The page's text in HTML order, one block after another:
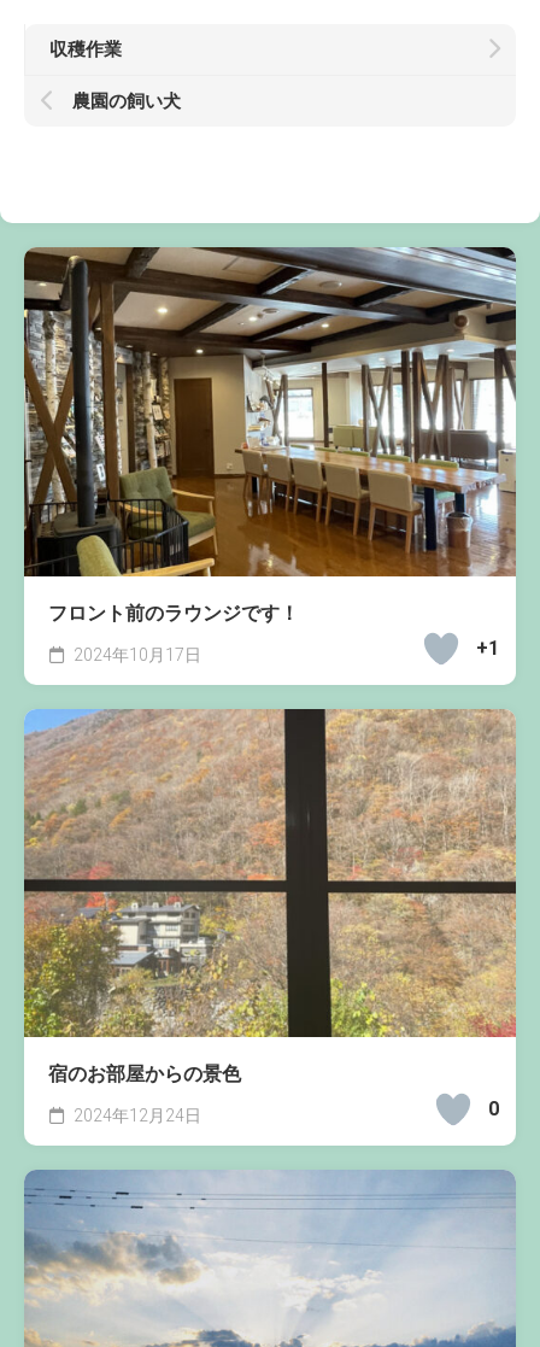
収穫作業
農園の飼い犬
フロント前のラウンジです！
+1
2024年10月17日
宿のお部屋からの景色
0
2024年12月24日